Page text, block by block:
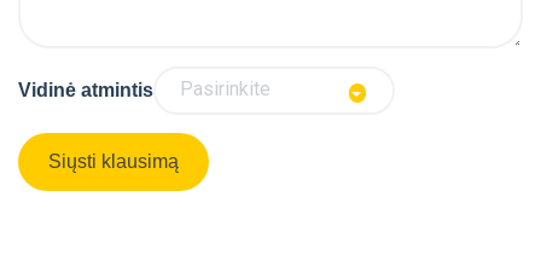
Vidinė atmintis Pasirinkite